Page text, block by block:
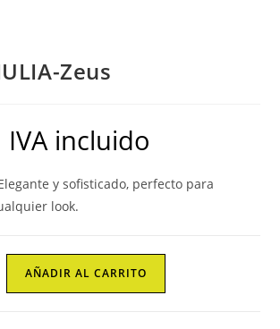
Zeus
IVA incluido
y sofisticado, perfecto para
look.
AÑADIR AL CARRITO